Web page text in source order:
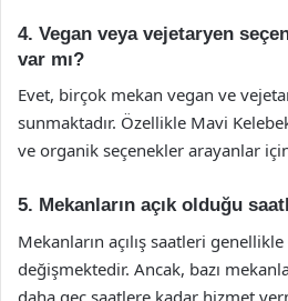
4. Vegan veya vejetaryen
var mı?
Evet, birçok mekan vegan ve
sunmaktadır. Özellikle Mavi
ve organik seçenekler arayanlar
5. Mekanların açık olduğu
Mekanların açılış saatleri
değişmektedir. Ancak, bazı
daha geç saatlere kadar hizmet